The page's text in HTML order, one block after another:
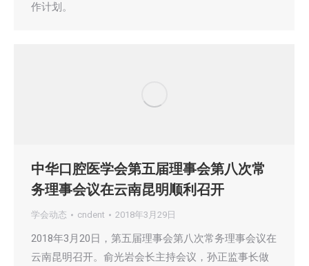
作计划。
中华口腔医学会第五届理事会第八次常
务理事会议在云南昆明顺利召开
学会动态 cndent 2018年3月29日
2018年3月20日，第五届理事会第八次常务理事会议在
云南昆明召开。俞光岩会长主持会议，孙正监事长做